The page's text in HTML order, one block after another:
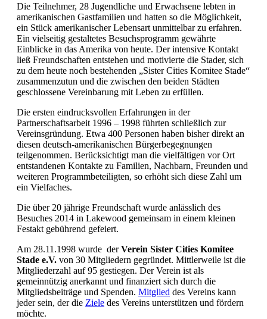
Die Teilnehmer, 28 Jugendliche und Erwachsene lebten in
amerikanischen Gastfamilien und hatten so die Möglichkeit,
ein Stück amerikanischer Lebensart unmittelbar zu erfahren.
Ein vielseitig gestaltetes Besuchsprogramm gewährte
Einblicke in das Amerika von heute. Der intensive Kontakt
ließ Freundschaften entstehen und motivierte die Stader, sich
zu dem heute noch bestehenden „Sister Cities Komitee Stade“
zusammenzutun und die zwischen den beiden Städten
geschlossene Vereinbarung mit Leben zu erfüllen.
Die ersten eindrucksvollen Erfahrungen in der
Partnerschaftsarbeit 1996 – 1998 führten schließlich zur
Vereinsgründung. Etwa 400 Personen haben bisher direkt an
diesen deutsch-amerikanischen Bürgerbegegnungen
teilgenommen. Berücksichtigt man die vielfältigen vor Ort
entstandenen Kontakte zu Familien, Nachbarn, Freunden und
weiteren Programmbeteiligten, so erhöht sich diese Zahl um
ein Vielfaches.
Die über 20 jährige Freundschaft wurde anlässlich des
Besuches 2014 in Lakewood gemeinsam in einem kleinen
Festakt gebührend gefeiert.
Am 28.11.1998 wurde derVerein Sister Cities Komitee
Stade e.V. von 30 Mitgliedern gegründet. Mittlerweile ist die
Mitgliederzahl auf 95 gestiegen. Der Verein ist als
gemeinnützig anerkannt und finanziert sich durch die
Mitgliedsbeiträge und Spenden. Mitglied des Vereins kann
jeder sein, der die Ziele des Vereins unterstützen und fördern
möchte.